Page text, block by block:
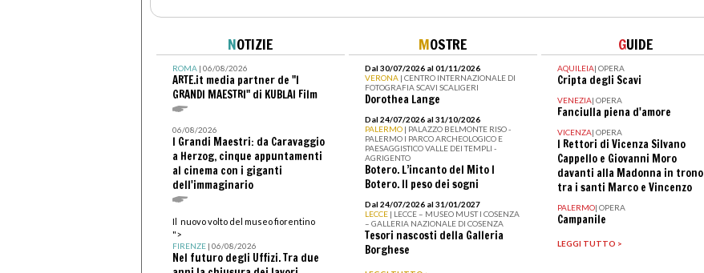
NOTIZIE
ROMA| 06/08/2026
ARTE.it media partner de "I
GRANDI MAESTRI" di KUBLAI Film
06/08/2026
I Grandi Maestri: da Caravaggio
a Herzog, cinque appuntamenti
al cinema con i giganti
dell'immaginario
Il nuovo volto del museo fiorentino
">
FIRENZE| 06/08/2026
Nel futuro degli Uffizi. Tra due
MOSTRE
Dal 30/07/2026 al 01/11/2026
VERONA | CENTRO INTERNAZIONALE DI
FOTOGRAFIA SCAVI SCALIGERI
Dorothea Lange
Dal 24/07/2026 al 31/10/2026
PALERMO | PALAZZO BELMONTE RISO -
PALERMO I PARCO ARCHEOLOGICO E
PAESAGGISTICO VALLE DEI TEMPLI -
AGRIGENTO
Botero. L’incanto del Mito I
Botero. Il peso dei sogni
Dal 24/07/2026 al 31/01/2027
LECCE | LECCE – MUSEO MUST I COSENZA
– GALLERIA NAZIONALE DI COSENZA
Tesori nascosti della Galleria
Borghese
GUIDE
AQUILEIA| OPERA
Cripta degli Scavi
VENEZIA| OPERA
Fanciulla piena d'amore
VICENZA| OPERA
I Rettori di Vicenza Silvano
Cappello e Giovanni Moro
davanti alla Madonna in trono
tra i santi Marco e Vincenzo
PALERMO| OPERA
Campanile
LEGGI TUTTO >